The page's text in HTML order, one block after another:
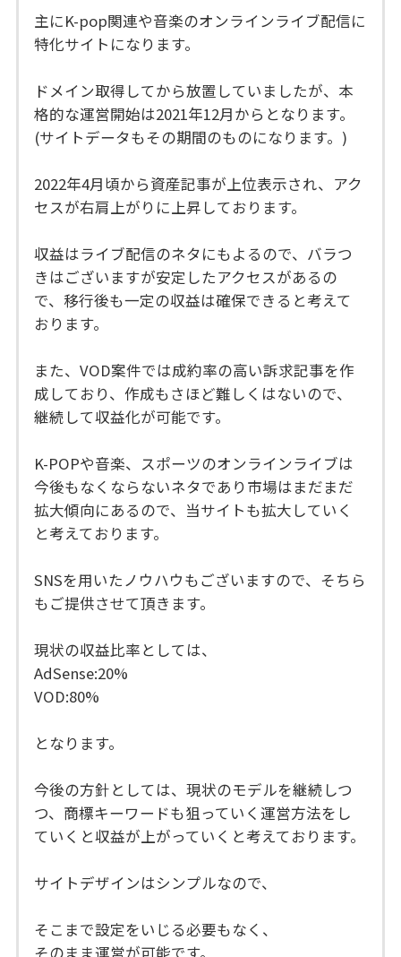
主にK-pop関連や音楽のオンラインライブ配信に
特化サイトになります。
ドメイン取得してから放置していましたが、本
格的な運営開始は2021年12月からとなります。
(サイトデータもその期間のものになります。)
2022年4月頃から資産記事が上位表示され、アク
セスが右肩上がりに上昇しております。
収益はライブ配信のネタにもよるので、バラつ
きはございますが安定したアクセスがあるの
で、移行後も一定の収益は確保できると考えて
おります。
また、VOD案件では成約率の高い訴求記事を作
成しており、作成もさほど難しくはないので、
継続して収益化が可能です。
K-POPや音楽、スポーツのオンラインライブは
今後もなくならないネタであり市場はまだまだ
拡大傾向にあるので、当サイトも拡大していく
と考えております。
SNSを用いたノウハウもございますので、そちら
もご提供させて頂きます。
現状の収益比率としては、
AdSense:20%
VOD:80%
となります。
今後の方針としては、現状のモデルを継続しつ
つ、商標キーワードも狙っていく運営方法をし
ていくと収益が上がっていくと考えております。
サイトデザインはシンプルなので、
そこまで設定をいじる必要もなく、
そのまま運営が可能です。